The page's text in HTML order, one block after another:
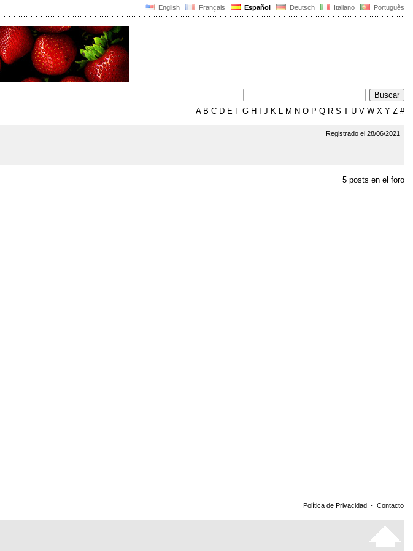
English Français Español Deutsch Italiano Português
AB C D E F G H J K L M N O P Q R S T U V W X Y Z #
Registrado el 28/06/2021
5 posts en el foro
Política de Privacidad - Contacto